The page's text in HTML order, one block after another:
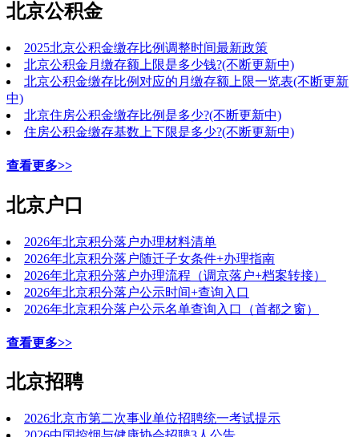
北京公积金
2025北京公积金缴存比例调整时间最新政策
北京公积金月缴存额上限是多少钱?(不断更新中)
北京公积金缴存比例对应的月缴存额上限一览表(不断更新
中)
北京住房公积金缴存比例是多少?(不断更新中)
住房公积金缴存基数上下限是多少?(不断更新中)
查看更多>>
北京户口
2026年北京积分落户办理材料清单
2026年北京积分落户随迁子女条件+办理指南
2026年北京积分落户办理流程（调京落户+档案转接）
2026年北京积分落户公示时间+查询入口
2026年北京积分落户公示名单查询入口（首都之窗）
查看更多>>
北京招聘
2026北京市第二次事业单位招聘统一考试提示